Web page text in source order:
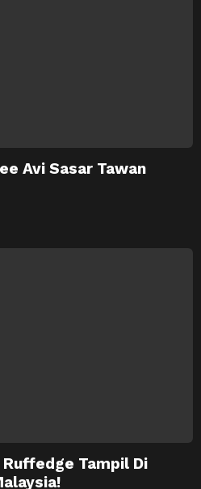
Avi Sasar Tawan
Tampil Di